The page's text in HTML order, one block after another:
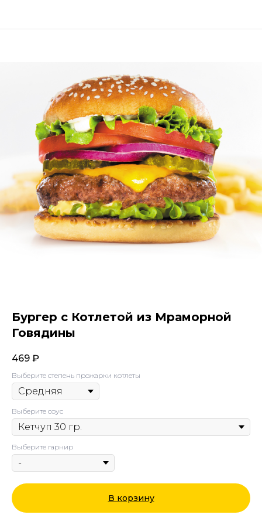
Бургер с Котлетой из Мраморной
Говядины
469 ₽
Выберите степень прожарки котлеты
Выберите соус
Выберите гарнир
В корзину